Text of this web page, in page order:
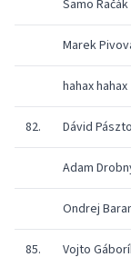
Samo Račák
Marek
hahax hahax
82. Dávid
Adam
Ondrej
85. Vojto